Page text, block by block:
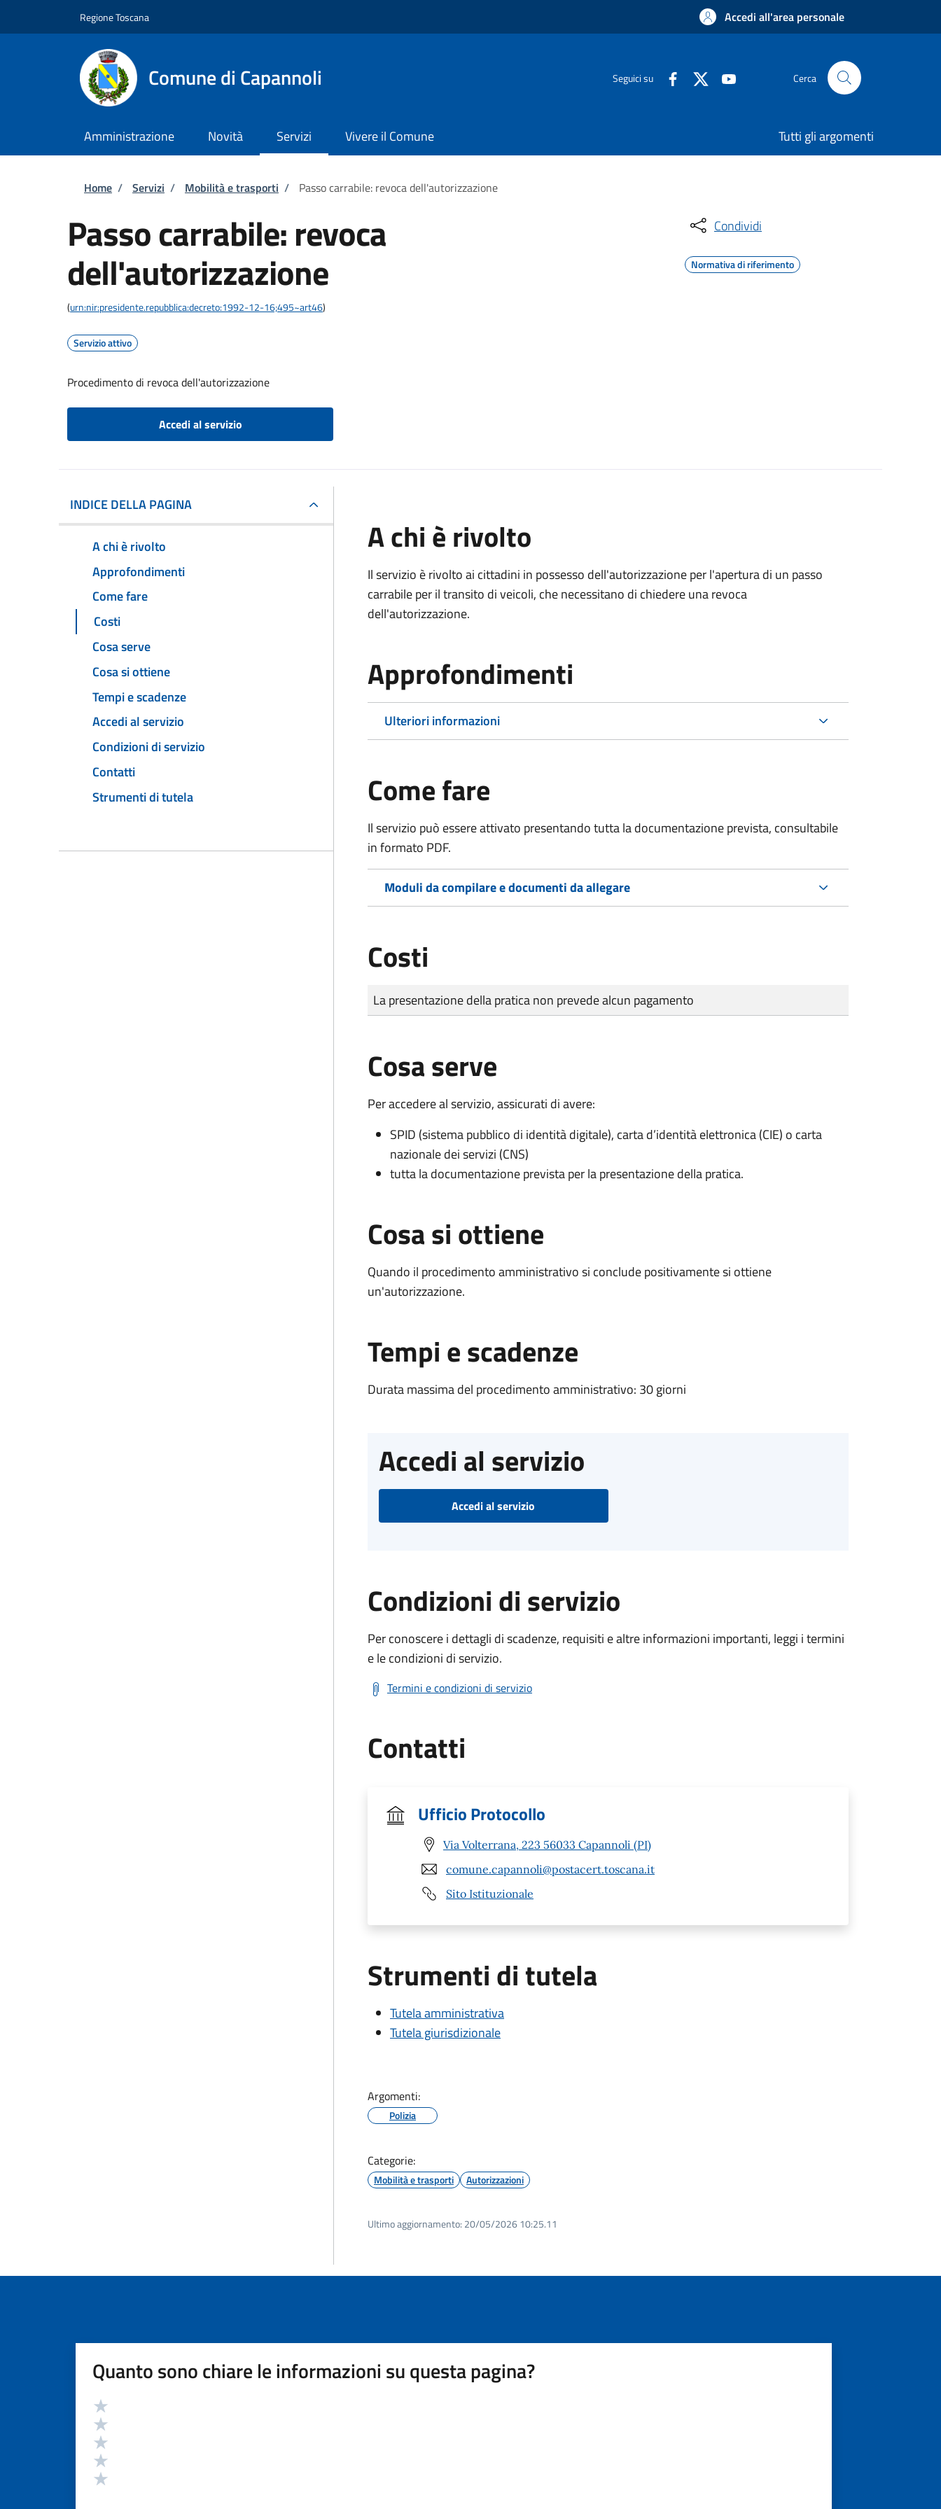
Regione Toscana Accedi all'area personale
Comune di Capannoli Seguici su Cerca
Amministrazione Novità Servizi Vivere il Comune Tutti gli argomenti
Briciole di pane
Home / Servizi / Mobilità e trasporti / Passo carrabile: revoca dell'autorizzazione
Passo carrabile: revoca
dell'autorizzazione
(urn:nir:presidente.repubblica:decreto:1992-12-16;495~art46)
Servizio attivo
Procedimento di revoca dell'autorizzazione
Accedi al servizio
Condividi
Normativa di riferimento
INDICE DELLA PAGINA
A chi è rivolto
Approfondimenti
Come fare
Costi
Cosa serve
Cosa si ottiene
Tempi e scadenze
Accedi al servizio
Condizioni di servizio
Contatti
Strumenti di tutela
A chi è rivolto
Il servizio è rivolto ai cittadini in possesso dell'autorizzazione per l'apertura di un passo
carrabile per il transito di veicoli, che necessitano di chiedere una revoca
dell'autorizzazione.
Approfondimenti
Ulteriori informazioni
Come fare
Il servizio può essere attivato presentando tutta la documentazione prevista, consultabile
in formato PDF.
Moduli da compilare e documenti da allegare
Costi
Tipo di pagamento
Importo
La presentazione della pratica non prevede alcun pagamento
Cosa serve
Per accedere al servizio, assicurati di avere:
SPID (sistema pubblico di identità digitale), carta d’identità elettronica (CIE) o carta
nazionale dei servizi (CNS)
tutta la documentazione prevista per la presentazione della pratica.
Cosa si ottiene
Quando il procedimento amministrativo si conclude positivamente si ottiene
un'autorizzazione.
Tempi e scadenze
Durata massima del procedimento amministrativo: 30 giorni
Accedi al servizio
Accedi al servizio
Condizioni di servizio
Per conoscere i dettagli di scadenze, requisiti e altre informazioni importanti, leggi i termini
e le condizioni di servizio.
Termini e condizioni di servizio
Contatti
Ufficio Protocollo
Via Volterrana, 223 56033 Capannoli (PI)
comune.capannoli@postacert.toscana.it
Sito Istituzionale
Strumenti di tutela
Tutela amministrativa
Tutela giurisdizionale
Argomenti:
Polizia
Categorie:
Mobilità e trasporti Autorizzazioni
Ultimo aggiornamento: 20/05/2026 10:25.11
Quanto sono chiare le informazioni su questa pagina?
Valutazione